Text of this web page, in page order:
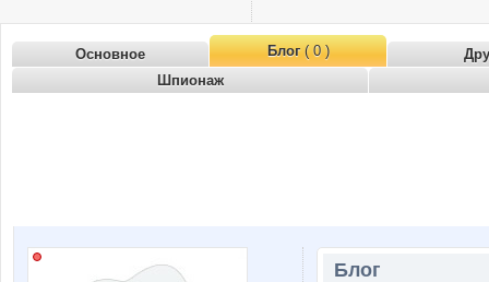
Основное Блог( 0 )
Шпионаж
Блог